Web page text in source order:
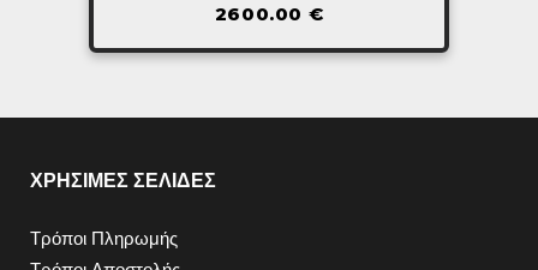
2600.00 €
ΧΡΗΣΙΜΕΣ ΣΕΛΙΔΕΣ
Τρόποι Πληρωμής